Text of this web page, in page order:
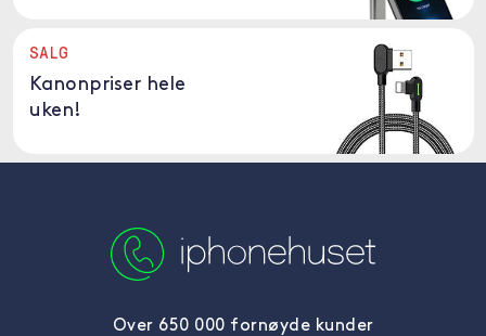
SALG
Kanonpriser hele
uken!
Over 650 000 fornøyde kunder